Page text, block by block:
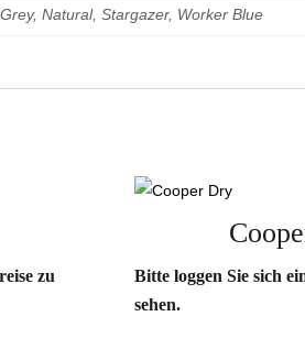
Natural, Stargazer, Worker Blue
zu
Bitte loggen Sie sich
sehen.